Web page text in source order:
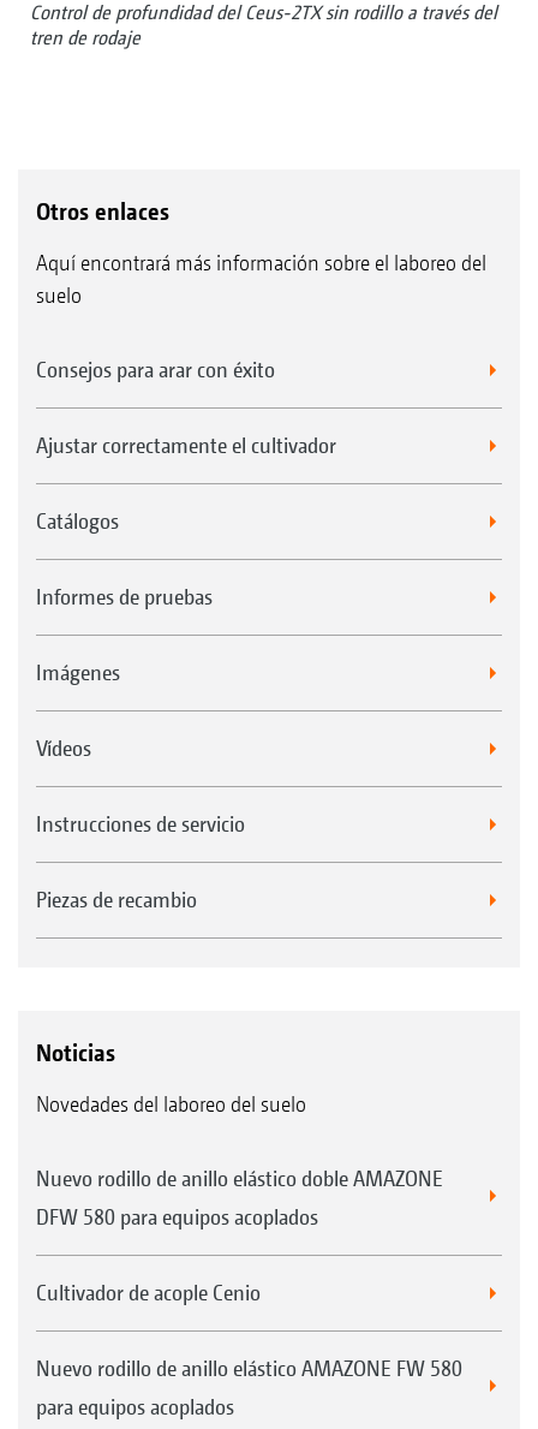
Control de profundidad del Ceus-2TX sin rodillo a través del
tren de rodaje
Otros enlaces
Aquí encontrará más información sobre el laboreo del
suelo
Consejos para arar con éxito
Ajustar correctamente el cultivador
Catálogos
Informes de pruebas
Imágenes
Vídeos
Instrucciones de servicio
Piezas de recambio
Noticias
Novedades del laboreo del suelo
Nuevo rodillo de anillo elástico doble AMAZONE
DFW 580 para equipos acoplados
Cultivador de acople Cenio
Nuevo rodillo de anillo elástico AMAZONE FW 580
para equipos acoplados